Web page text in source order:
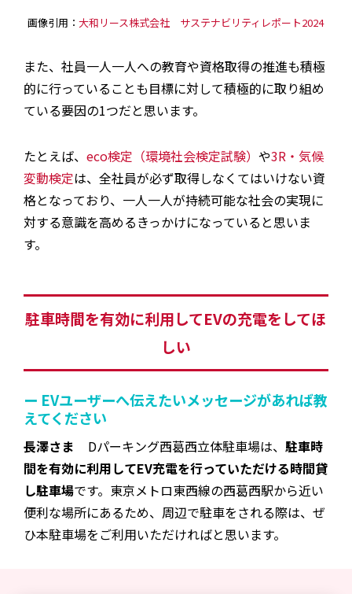
画像引用：大和リース株式会社 サステナビリティレポート2024
また、社員一人一人への教育や資格取得の推進も積極
的に行っていることも目標に対して積極的に取り組め
ている要因の1つだと思います。
たとえば、 eco検定（環境社会検定試験） や3R・気候
変動検定は、全社員が必ず取得しなくてはいけない資
格となっており、一人一人が持続可能な社会の実現に
対する意識を高めるきっかけになっていると思いま
す。
駐車時間を有効に利用してEVの充電をしてほ
しい
ー EVユーザーへ伝えたいメッセージがあれば教
えてください
長澤さま Dパーキング西葛西立体駐車場は、 駐車時
間を有効に利用してEV充電を行っていただける時間貸
し駐車場です。東京メトロ東西線の西葛西駅から近い
便利な場所にあるため、周辺で駐車をされる際は、ぜ
ひ本駐車場をご利用いただければと思います。